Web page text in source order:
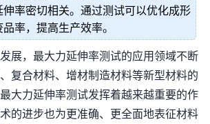
伸率密切相关。通过测试可以优化成形
率，提高生产效率。
展，最大力延伸率测试的应用领域不断
复合材料、增材制造材料等新型材料的
大力延伸率测试发挥着越来越重要的作
的进步也为更准确、更全面地表征材料